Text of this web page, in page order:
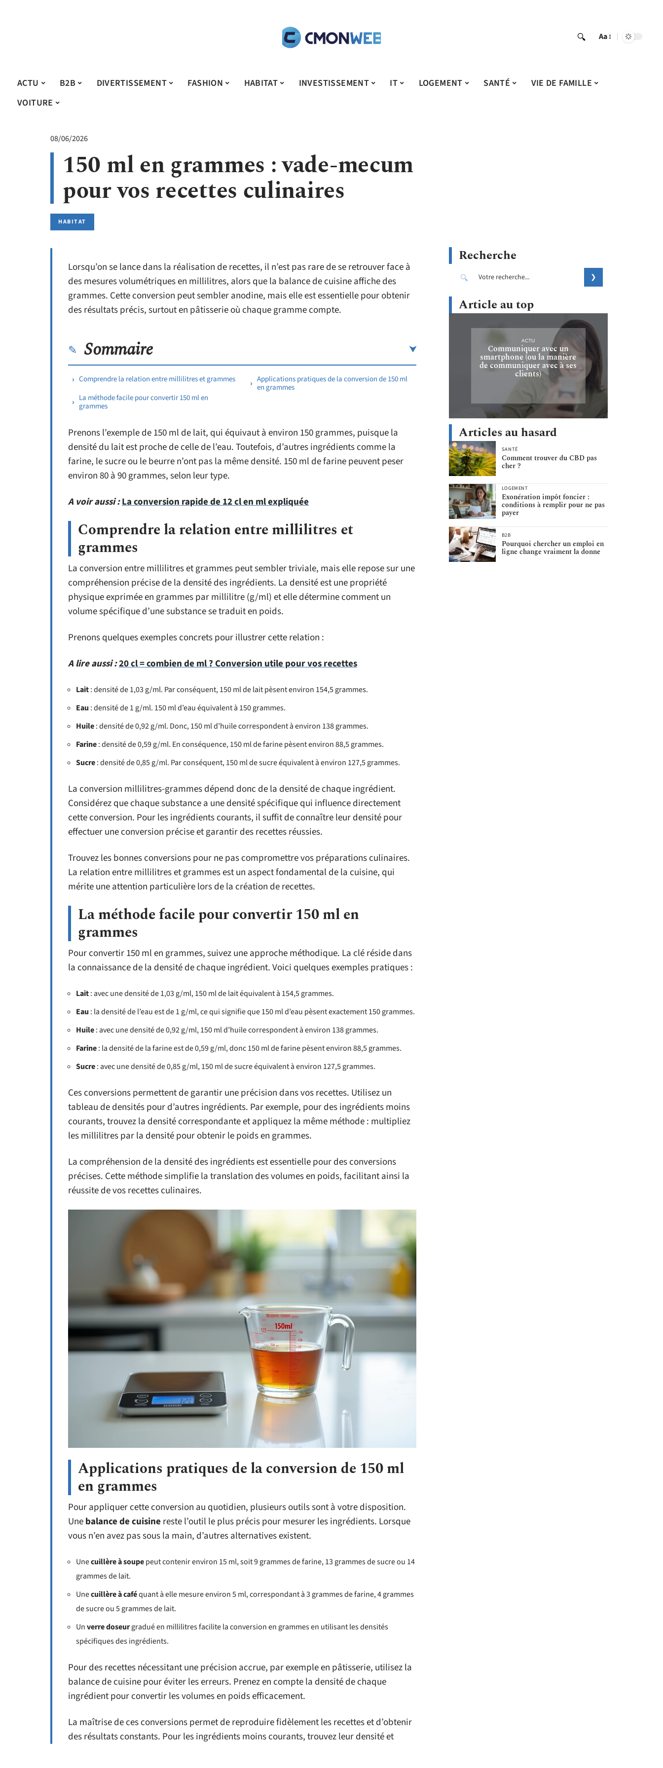
Aa
ACTU B2B DIVERTISSEMENT FASHION HABITAT INVESTISSEMENT IT LOGEMENT SANTÉ
VIE DE FAMILLE
VOITURE
08/06/2026
150 ml en grammes : vade-mecum
pour vos recettes culinaires
HABITAT
Lorsqu’on se lance dans la réalisation de recettes, il n’est pas rare de se retrouver face à
des mesures volumétriques en millilitres, alors que la balance de cuisine affiche des
grammes. Cette conversion peut sembler anodine, mais elle est essentielle pour obtenir
des résultats précis, surtout en pâtisserie où chaque gramme compte.
Sommaire
Comprendre la relation entre millilitres et grammes
La méthode facile pour convertir 150 ml en
grammes
Applications pratiques de la conversion de 150 ml
en grammes
Prenons l’exemple de 150 ml de lait, qui équivaut à environ 150 grammes, puisque la
densité du lait est proche de celle de l’eau. Toutefois, d’autres ingrédients comme la
farine, le sucre ou le beurre n’ont pas la même densité. 150 ml de farine peuvent peser
environ 80 à 90 grammes, selon leur type.
A voir aussi :La conversion rapide de 12 cl en ml expliquée
Comprendre la relation entre millilitres et
grammes
La conversion entre millilitres et grammes peut sembler triviale, mais elle repose sur une
compréhension précise de la densité des ingrédients. La densité est une propriété
physique exprimée en grammes par millilitre (g/ml) et elle détermine comment un
volume spécifique d’une substance se traduit en poids.
Prenons quelques exemples concrets pour illustrer cette relation :
A lire aussi :20 cl = combien de ml ? Conversion utile pour vos recettes
Lait: densité de 1,03 g/ml. Par conséquent, 150 ml de lait pèsent environ 154,5 grammes.
Eau : densité de 1 g/ml. 150 ml d’eau équivalent à 150 grammes.
Huile: densité de 0,92 g/ml. Donc, 150 ml d’huile correspondent à environ 138 grammes.
Farine: densité de 0,59 g/ml. En conséquence, 150 ml de farine pèsent environ 88,5 grammes.
Sucre: densité de 0,85 g/ml. Par conséquent, 150 ml de sucre équivalent à environ 127,5 grammes.
La conversion millilitres-grammes dépend donc de la densité de chaque ingrédient.
Considérez que chaque substance a une densité spécifique qui influence directement
cette conversion. Pour les ingrédients courants, il suffit de connaître leur densité pour
effectuer une conversion précise et garantir des recettes réussies.
Trouvez les bonnes conversions pour ne pas compromettre vos préparations culinaires.
La relation entre millilitres et grammes est un aspect fondamental de la cuisine, qui
mérite une attention particulière lors de la création de recettes.
La méthode facile pour convertir 150 ml en
grammes
Pour convertir 150 ml en grammes, suivez une approche méthodique. La clé réside dans
la connaissance de la densité de chaque ingrédient. Voici quelques exemples pratiques :
Lait: avec une densité de 1,03 g/ml, 150 ml de lait équivalent à 154,5 grammes.
Eau : la densité de l’eau est de 1 g/ml, ce qui signifie que 150 ml d’eau pèsent exactement 150 grammes.
Huile: avec une densité de 0,92 g/ml, 150 ml d’huile correspondent à environ 138 grammes.
Farine: la densité de la farine est de 0,59 g/ml, donc 150 ml de farine pèsent environ 88,5 grammes.
Sucre: avec une densité de 0,85 g/ml, 150 ml de sucre équivalent à environ 127,5 grammes.
Ces conversions permettent de garantir une précision dans vos recettes. Utilisez un
tableau de densités pour d’autres ingrédients. Par exemple, pour des ingrédients moins
courants, trouvez la densité correspondante et appliquez la même méthode : multipliez
les millilitres par la densité pour obtenir le poids en grammes.
La compréhension de la densité des ingrédients est essentielle pour des conversions
précises. Cette méthode simplifie la translation des volumes en poids, facilitant ainsi la
réussite de vos recettes culinaires.
Applications pratiques de la conversion de 150 ml
en grammes
Pour appliquer cette conversion au quotidien, plusieurs outils sont à votre disposition.
Unebalance de cuisine reste l’outil le plus précis pour mesurer les ingrédients. Lorsque
vous n’en avez pas sous la main, d’autres alternatives existent.
Unecuillère à soupepeut contenir environ 15 ml, soit 9 grammes de farine, 13 grammes de sucre ou 14
grammes de lait.
Unecuillère à caféquant à elle mesure environ 5 ml, correspondant à 3 grammes de farine, 4 grammes
de sucre ou 5 grammes de lait.
Unverre doseurgradué en millilitres facilite la conversion en grammes en utilisant les densités
spécifiques des ingrédients.
Pour des recettes nécessitant une précision accrue, par exemple en pâtisserie, utilisez la
balance de cuisine pour éviter les erreurs. Prenez en compte la densité de chaque
ingrédient pour convertir les volumes en poids efficacement.
La maîtrise de ces conversions permet de reproduire fidèlement les recettes et d’obtenir
des résultats constants. Pour les ingrédients moins courants, trouvez leur densité et
Recherche
Article au top
ACTU
Communiquer avec un
smartphone (ou la manière
de communiquer avec à ses
clients)
Articles au hasard
SANTÉ
Comment trouver du CBD pas
cher ?
LOGEMENT
Exonération impôt foncier :
conditions à remplir pour ne pas
payer
B2B
Pourquoi chercher un emploi en
ligne change vraiment la donne